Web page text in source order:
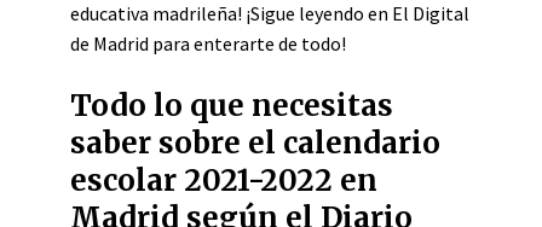
educativa madrileña! ¡Sigue leyendo en El Digital
de Madrid para enterarte de todo!
Todo lo que necesitas
saber sobre el calendario
escolar 2021-2022 en
Madrid según el Diario